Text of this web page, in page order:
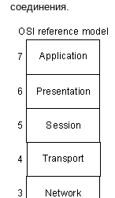
соединения.